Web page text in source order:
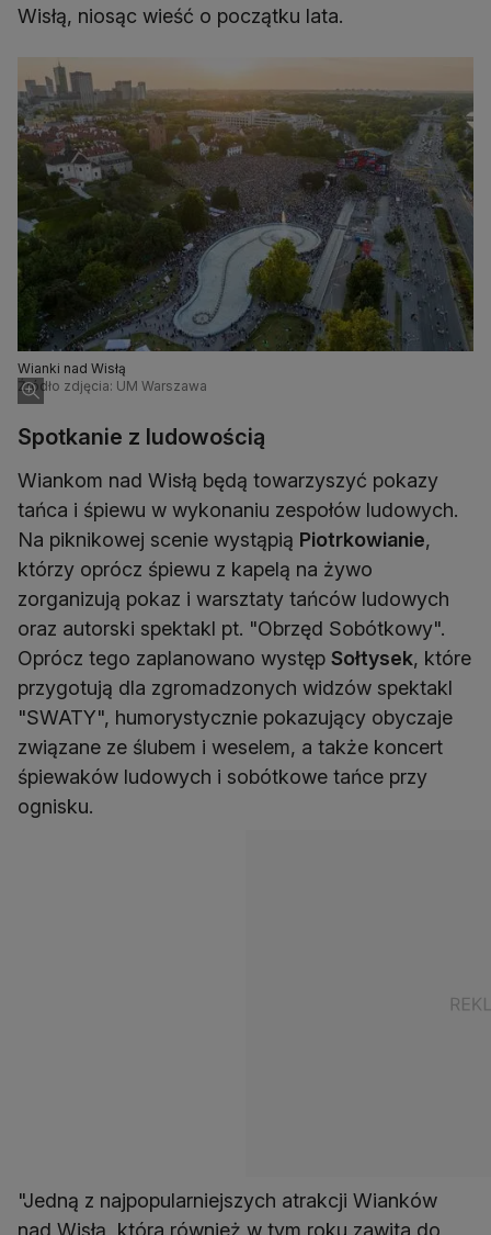
Wisłą, niosąc wieść o początku lata.
Wianki nad Wisłą
Źródło zdjęcia: UM Warszawa
Spotkanie z ludowością
Wiankom nad Wisłą będą towarzyszyć pokazy
tańca i śpiewu w wykonaniu zespołów ludowych.
Na piknikowej scenie wystąpią Piotrkowianie,
którzy oprócz śpiewu z kapelą na żywo
zorganizują pokaz i warsztaty tańców ludowych
oraz autorski spektakl pt. "Obrzęd Sobótkowy".
Oprócz tego zaplanowano występ Sołtysek, które
przygotują dla zgromadzonych widzów spektakl
"SWATY", humorystycznie pokazujący obyczaje
związane ze ślubem i weselem, a także koncert
śpiewaków ludowych i sobótkowe tańce przy
ognisku.
"Jedną z najpopularniejszych atrakcji Wianków
nad Wisłą, która również w tym roku zawita do